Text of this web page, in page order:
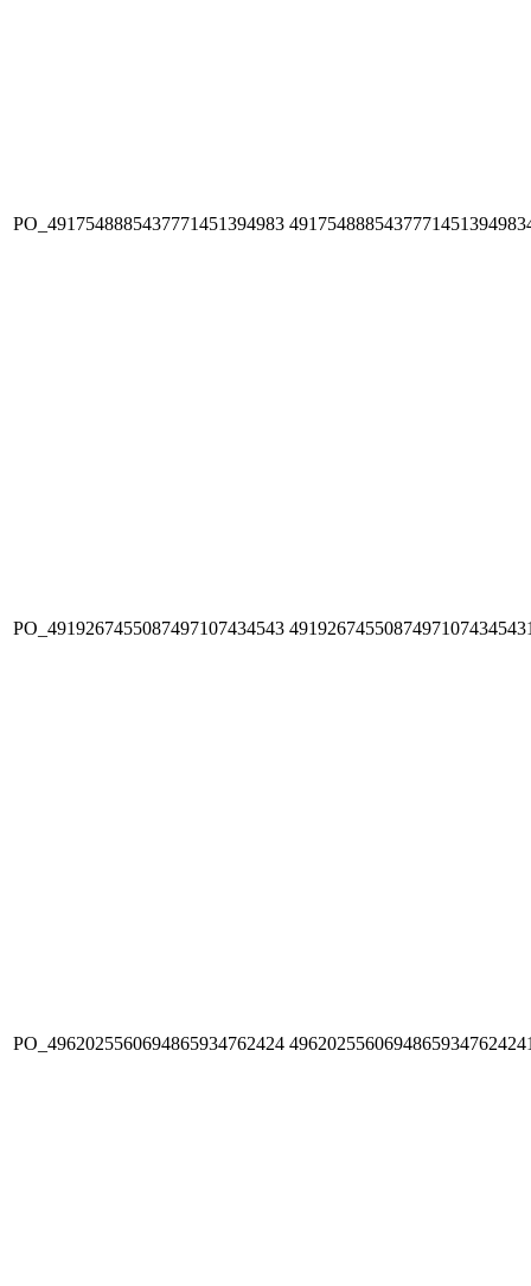
PO_4917548885437771451394983
PO_4919267455087497107434543
PO_4962025560694865934762424